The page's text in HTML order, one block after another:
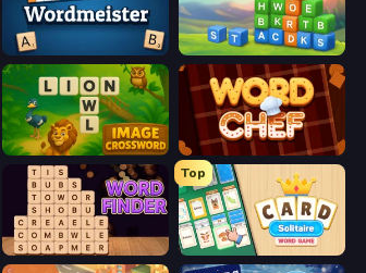
Wordmeister Kitty Scramble: Word Stacks
Image Crossword Word Chef
Word Finder
Top